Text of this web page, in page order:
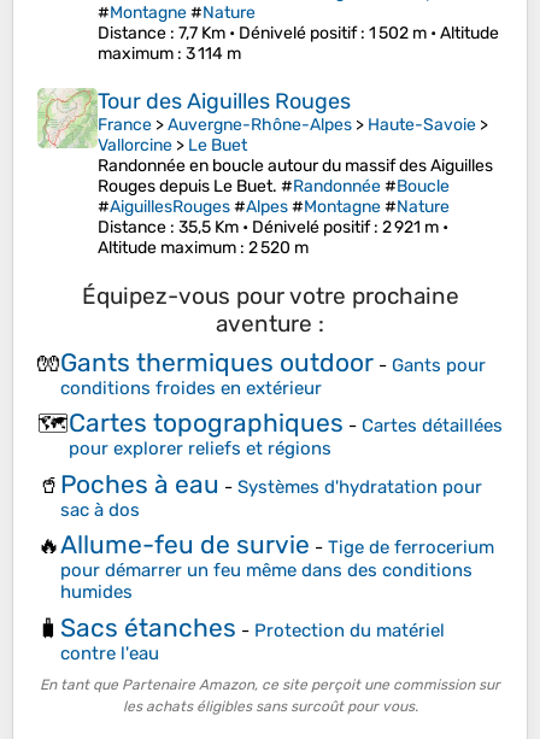
#Montagne#Nature
Distance : 7,7 Km • Dénivelé positif: 1 502 m •Altitude
maximum : 3 114 m
Tour des Aiguilles Rouges
France >Auvergne-Rhône-Alpes > Haute-Savoie >
Vallorcine > Le Buet
Randonnée en boucle autour du massif des Aiguilles
Rouges depuis Le Buet. #Randonnée#Boucle
#AiguillesRouges#Alpes#Montagne#Nature
Distance : 35,5 Km • Dénivelé positif: 2 921 m •
Altitude maximum : 2 520 m
Équipez-vous pour votre prochaine
aventure :
🧤Gants thermiques outdoor - Gants pour
conditions froides en extérieur
🗺️Cartes topographiques - Cartes détaillées
pour explorer reliefs et régions
🥤 Poches à eau - Systèmes d'hydratation pour
sac à dos
🔥Allume-feu de survie - Tige de ferrocerium
pour démarrer un feu même dans des conditions
humides
🧳 Sacs étanches - Protection du matériel
contre l'eau
En tant que Partenaire Amazon, ce site perçoit une commission sur
les achats éligibles sans surcoût pour vous.